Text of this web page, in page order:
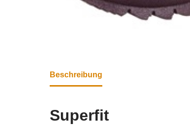
Beschreibung
Superfit